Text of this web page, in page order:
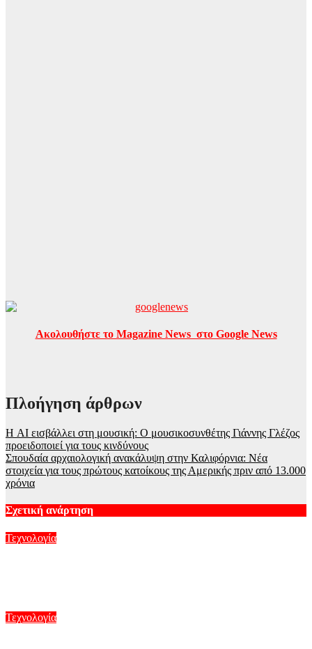
Ακολουθήστε το Magazine News στο Google News
Πλοήγηση άρθρων
Η AI εισβάλλει στη μουσική: Ο μουσικοσυνθέτης Γιάννης Γλέζος
προειδοποιεί για τους κινδύνους
Σπουδαία αρχαιολογική ανακάλυψη στην Καλιφόρνια: Νέα
στοιχεία για τους πρώτους κατοίκους της Αμερικής πριν από 13.000
χρόνια
Σχετική ανάρτηση
Τεχνολογία
Τεχνολογία